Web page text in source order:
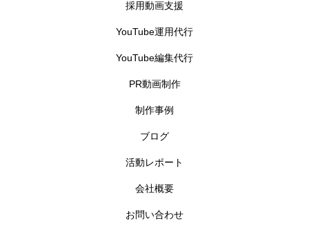
採用動画支援
YouTube運用代行
YouTube編集代行
PR動画制作
制作事例
ブログ
活動レポート
会社概要
お問い合わせ